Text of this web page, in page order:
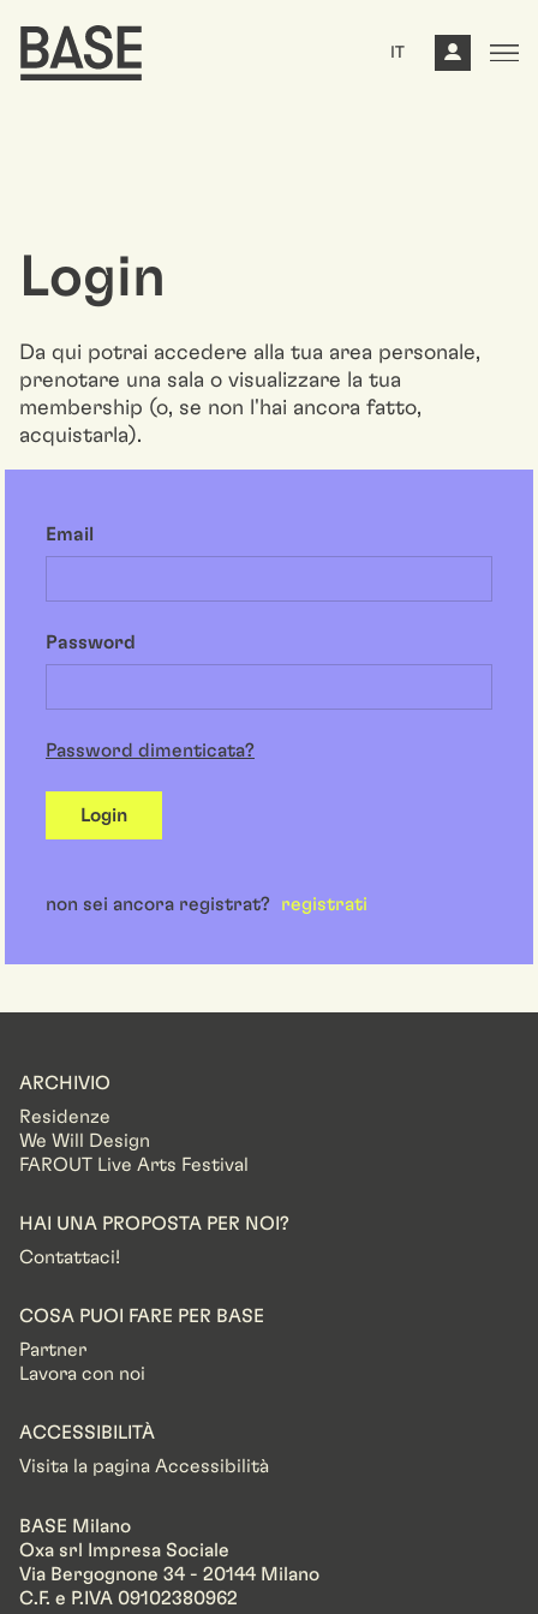
IT
Login
Da qui potrai accedere alla tua area personale,
prenotare una sala o visualizzare la tua
membership (o, se non l'hai ancora fatto,
acquistarla).
Email
Password
Password dimenticata?
Login
non sei ancora registrat? registrati
ARCHIVIO
Residenze
We Will Design
FAROUT Live Arts Festival
HAI UNA PROPOSTA PER NOI?
Contattaci!
COSA PUOI FARE PER BASE
Partner
Lavora con noi
ACCESSIBILITÀ
Visita la pagina Accessibilità
BASE Milano
Oxa srl Impresa Sociale
Via Bergognone 34 - 20144 Milano
C.F. e P.IVA 09102380962